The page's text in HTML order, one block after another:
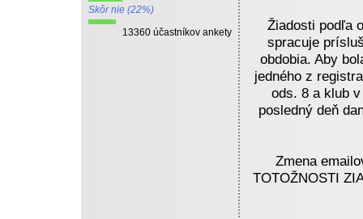
Skôr nie (22%)
13360 účastníkov ankety
Žiadosti podľa
spracuje
obdobia. Aby
jedného z
ods. 8 a klub
posledný deň
Zmena
TOTOŽNOSTI